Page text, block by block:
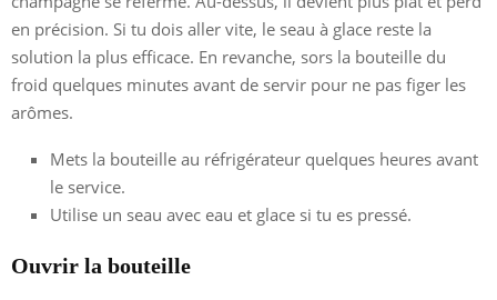
en précision. Si tu dois aller vite, le seau à glace reste la
solution la plus efficace. En revanche, sors la bouteille du
froid quelques minutes avant de servir pour ne pas figer les
arômes.
Mets la bouteille au réfrigérateur quelques heures avant
le service.
Utilise un seau avec eau et glace si tu es pressé.
Ouvrir la bouteille